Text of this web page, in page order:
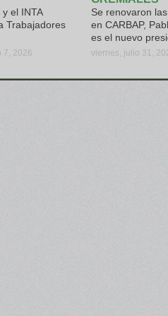
y el INTA
Trabajadores
7, 2026
Se renovaron
en CARBAP,
es el nuevo
viernes, julio 31,